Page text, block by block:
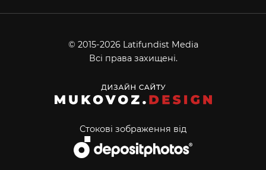
© 2015-2026 Latifundist Media
Всі права захищені.
Стокові зображення від